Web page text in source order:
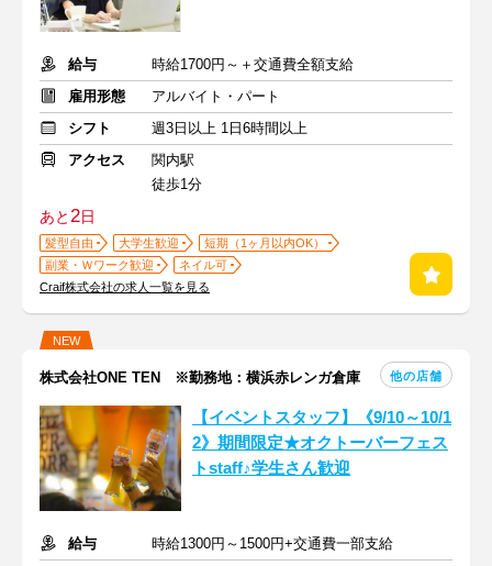
給与
時給1700円～＋交通費全額支給
雇用形態
アルバイト・パート
シフト
週3日以上 1日6時間以上
アクセス
関内駅
徒歩1分
あと2日
髪型自由 大学生歓迎
短期（1ヶ月以内OK）
副業・Ｗワーク歓迎
ネイル可
Craif株式会社の求人一覧を見る
NEW
株式会社ONE TEN ※勤務地：横浜赤レンガ倉庫 他の店舗
【イベントスタッフ】《9/10～10/1
2》期間限定★オクトーバーフェス
トstaff♪学生さん歓迎
給与
時給1300円～1500円+交通費一部支給